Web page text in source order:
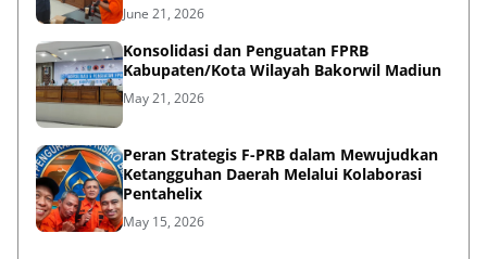
Sinergi Pentahelix
June 21, 2026
Konsolidasi dan Penguatan FPRB
Kabupaten/Kota Wilayah Bakorwil Madiun
May 21, 2026
Peran Strategis F-PRB dalam Mewujudkan
Ketangguhan Daerah Melalui Kolaborasi
Pentahelix
May 15, 2026